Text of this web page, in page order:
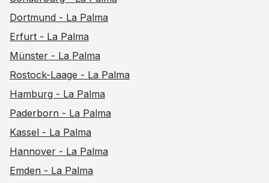
Dortmund - La Palma
Erfurt - La Palma
Münster - La Palma
Rostock-Laage - La Palma
Hamburg - La Palma
Paderborn - La Palma
Kassel - La Palma
Hannover - La Palma
Emden - La Palma